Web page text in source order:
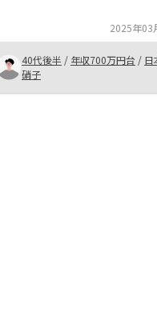
ます。 考えてるだけでは何も
ません。行動（決断）する
変わります。現在の収入や預
入力して不動産投資しなかった
の生涯のお金がどうなるか
2025年03
40代後半 / 年収700万円台 / 日
硝子